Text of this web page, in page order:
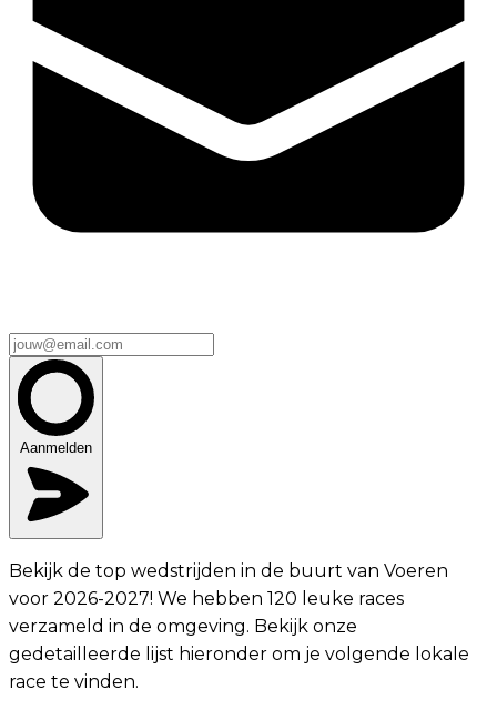
Aanmelden
Bekijk de top wedstrijden in de buurt van Voeren
voor 2026-2027! We hebben 120 leuke races
verzameld in de omgeving. Bekijk onze
gedetailleerde lijst hieronder om je volgende lokale
race te vinden.